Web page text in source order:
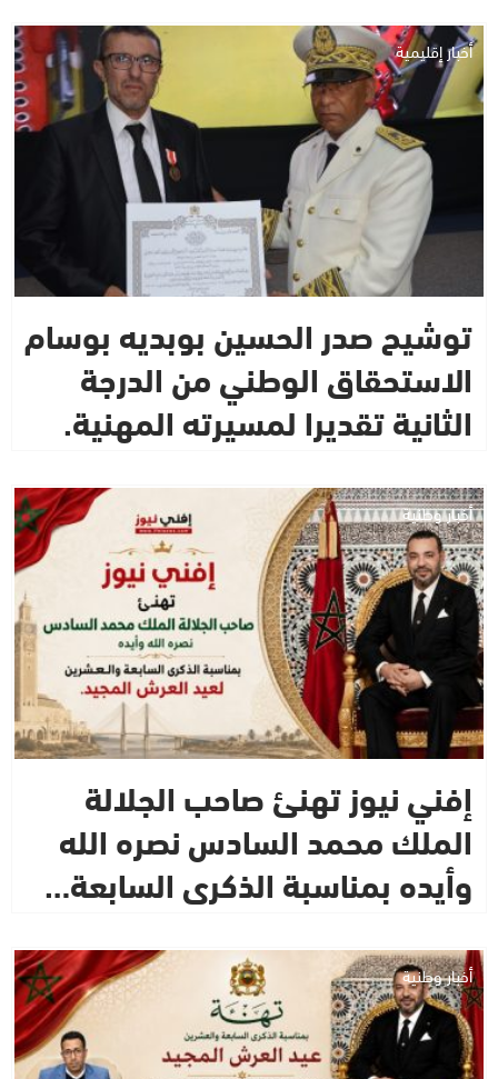
أخبار إقليمية
توشيح صدر الحسين بوبديه بوسام
الاستحقاق الوطني من الدرجة
الثانية تقديرا لمسيرته المهنية.
أخبار وطنية
إفني نيوز تهنئ صاحب الجلالة
الملك محمد السادس نصره الله
وأيده بمناسبة الذكرى السابعة…
أخبار وطنية